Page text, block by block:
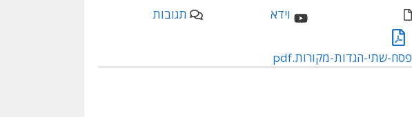
פסח-שתי-הגדות-מקורות.pdf
תגובות